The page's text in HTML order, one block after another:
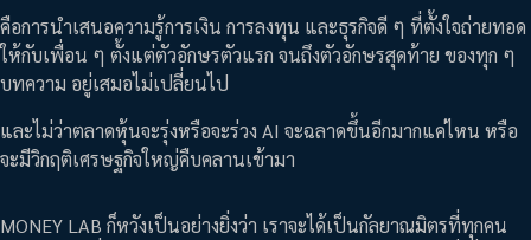
คือการนำเสนอความรู้การเงิน การลงทุน และธุรกิจดี ๆ ที่ตั้งใจถ่ายทอด
ให้กับเพื่อน ๆ ตั้งแต่ตัวอักษรตัวแรก จนถึงตัวอักษรสุดท้าย ของทุก ๆ
บทความ อยู่เสมอไม่เปลี่ยนไป
และไม่ว่าตลาดหุ้นจะรุ่งหรือจะร่วง AI จะฉลาดขึ้นอีกมากแค่ไหน หรือ
จะมีวิกฤติเศรษฐกิจใหญ่คืบคลานเข้ามา
MONEY LAB ก็หวังเป็นอย่างยิ่งว่า เราจะได้เป็นกัลยาณมิตรที่ทุกคน